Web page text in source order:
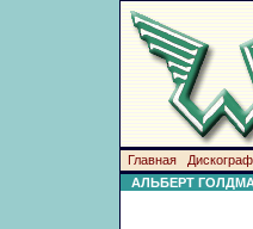
Главная
АЛЬБЕРТ